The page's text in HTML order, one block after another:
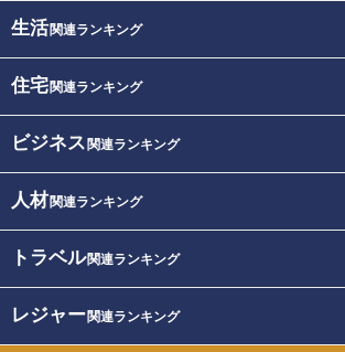
生活関連ランキング
住宅関連ランキング
ビジネス 関連ランキング
人材関連ランキング
トラベル関連ランキング
レジャー関連ランキング